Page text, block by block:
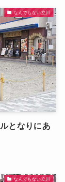
なんでもない立川
となりにあ
なんでもない立川